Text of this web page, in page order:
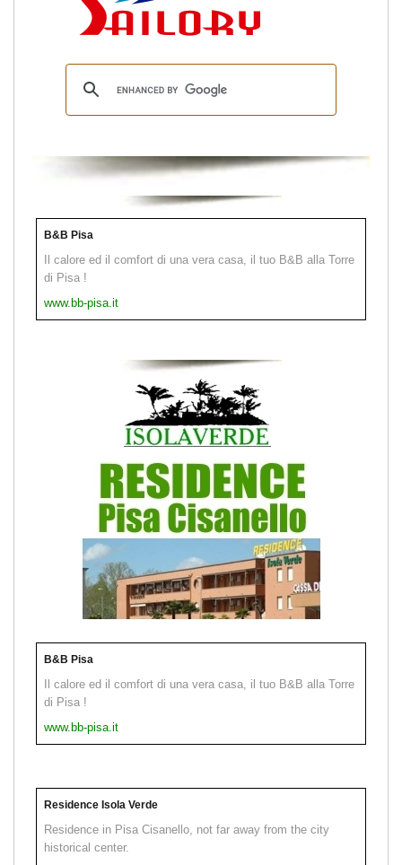
B&B Pisa
Il calore ed il comfort di una vera casa, il tuo B&B alla Torre
di Pisa !
www.bb-pisa.it
B&B Pisa
Il calore ed il comfort di una vera casa, il tuo B&B alla Torre
di Pisa !
www.bb-pisa.it
Residence Isola Verde
Residence in Pisa Cisanello, not far away from the city
historical center.